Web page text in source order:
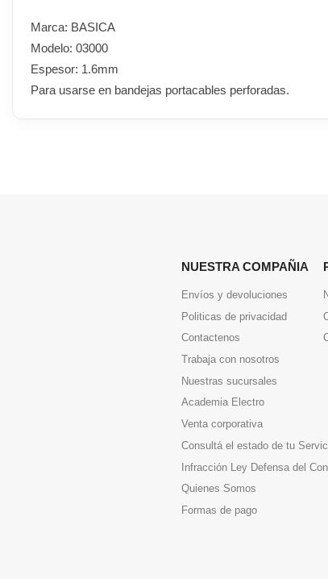
Marca: BASICA
Modelo: 03000
Espesor: 1.6mm
Para usarse en bandejas portacables perforadas.
NUESTRA COMPAÑIA
Envíos y devoluciones
Politicas de privacidad
Contactenos
Trabaja con nosotros
Nuestras sucursales
Academia Electro
Venta corporativa
Consultá el estado de tu
Infracción Ley Defensa del
Quienes Somos
Formas de pago